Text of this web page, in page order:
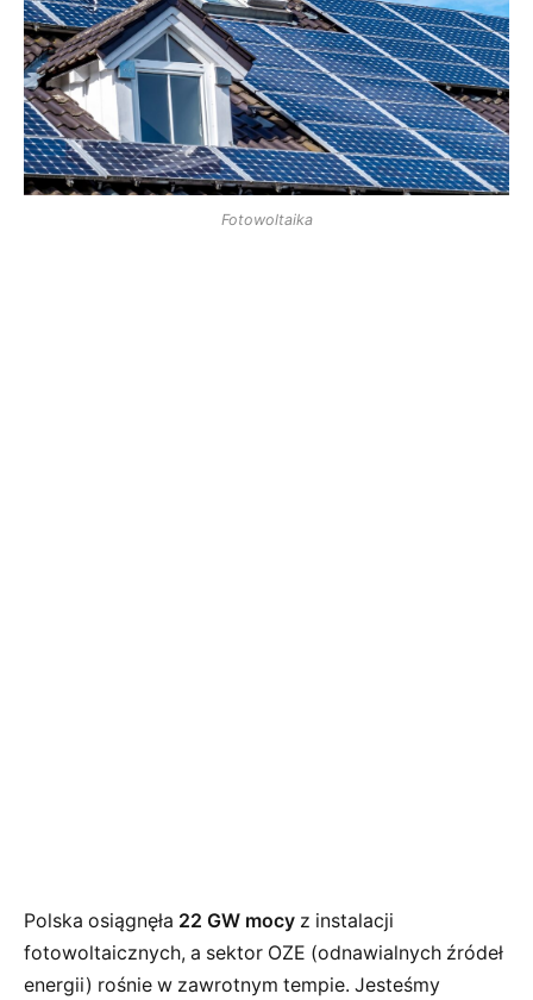
Fotowoltaika
Polska osiągnęła 22 GW mocy z instalacji
fotowoltaicznych, a sektor OZE (odnawialnych źródeł
energii) rośnie w zawrotnym tempie. Jesteśmy